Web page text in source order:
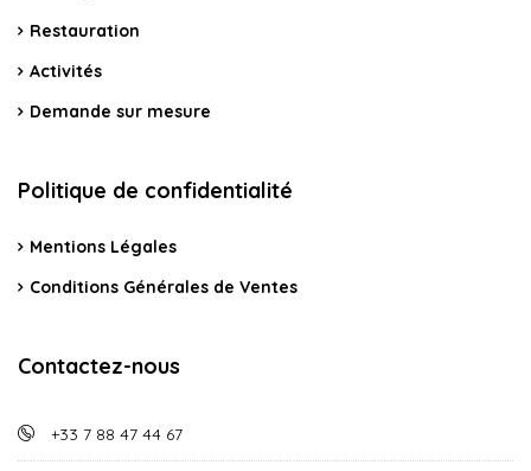
Restauration
Activités
Demande sur mesure
Politique de confidentialité
Mentions Légales
Conditions Générales de Ventes
Contactez-nous
+33 7 88 47 44 67